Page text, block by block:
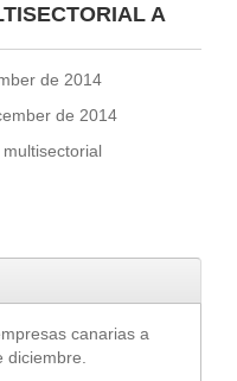
▼
A
de 2014
de 2014
canarias a